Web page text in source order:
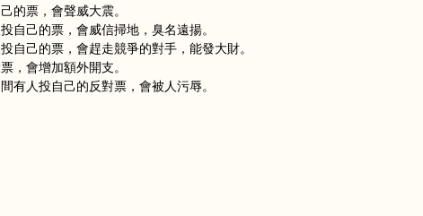
的票，會聲威大震。
自己的票，會威信掃地，臭名遠揚。
自己的票，會趕走競爭的對手，能發大財。
，會增加額外開支。
有人投自己的反對票，會被人污辱。